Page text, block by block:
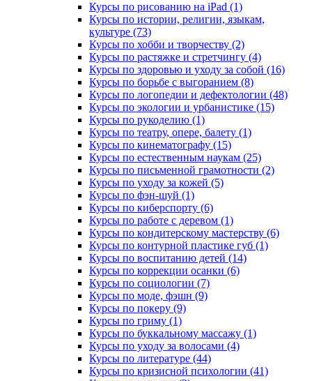
Курсы по рисованию на iPad (1)
Курсы по истории, религии, языкам,
культуре (73)
Курсы по хобби и творчеству (2)
Курсы по растяжке и стретчингу (4)
Курсы по здоровью и уходу за собой (16)
Курсы по борьбе с выгоранием (8)
Курсы по логопедии и дефектологии (48)
Курсы по экологии и урбанистике (15)
Курсы по рукоделию (1)
Курсы по театру, опере, балету (1)
Курсы по кинематографу (15)
Курсы по естественным наукам (25)
Курсы по письменной грамотности (2)
Курсы по уходу за кожей (5)
Курсы по фэн-шуй (1)
Курсы по киберспорту (6)
Курсы по работе с деревом (1)
Курсы по кондитерскому мастерству (6)
Курсы по контурной пластике губ (1)
Курсы по воспитанию детей (14)
Курсы по коррекции осанки (6)
Курсы по социологии (7)
Курсы по моде, фэшн (9)
Курсы по покеру (9)
Курсы по гриму (1)
Курсы по буккальному массажу (1)
Курсы по уходу за волосами (4)
Курсы по литературе (44)
Курсы по кризисной психологии (41)